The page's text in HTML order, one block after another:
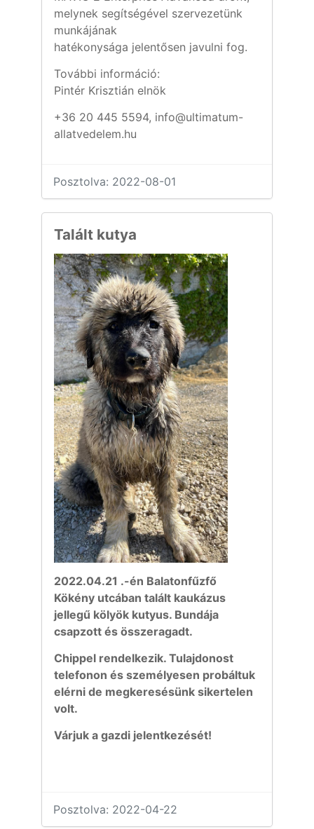
melynek segítségével szervezetünk
munkájának
hatékonysága jelentősen javulni fog.
További információ:
Pintér Krisztián elnök
+36 20 445 5594, info@ultimatum-
allatvedelem.hu
Posztolva: 2022-08-01
Talált kutya
2022.04.21 .-én Balatonfűzfő
Kökény utcában talált kaukázus
jellegű kölyök kutyus. Bundája
csapzott és összeragadt.
Chippel rendelkezik. Tulajdonost
telefonon és személyesen probáltuk
elérni de megkeresésünk sikertelen
volt.
Várjuk a gazdi jelentkezését!
Posztolva: 2022-04-22